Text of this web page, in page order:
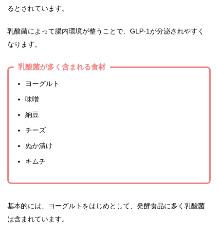
るとされています。
乳酸菌によって腸内環境が整うことで、GLP-1が分泌されやすく
なります。
乳酸菌が多く含まれる食材
ヨーグルト
味噌
納豆
チーズ
ぬか漬け
キムチ
基本的には、ヨーグルトをはじめとして、発酵食品に多く乳酸菌
は含まれています。